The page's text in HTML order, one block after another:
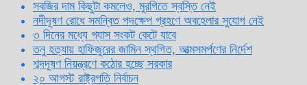
সবজির দাম কিছুটা কমলেও, মুরগিতে স্বস্তি নেই
নদীদূষণ রোধে সমন্বিত পদক্ষেপ গ্রহণে অবহেলার সুযোগ নেই
৩ দিনের মধ্যে গ্যাস সংকট কেটে যাবে
তনু হত্যায় হাফিজুরের জামিন স্থগিত, আত্মসমর্পণের নির্দেশ
শব্দদূষণ নিয়ন্ত্রণে কঠোর হচ্ছে সরকার
২০ আগস্ট রাষ্ট্রপতি নির্বাচন